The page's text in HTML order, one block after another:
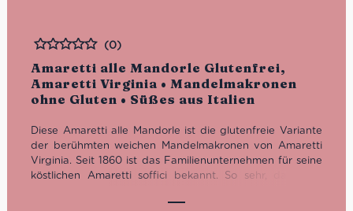
Amaretti alle Mandorle Glutenfrei,
Amaretti Virginia • Mandelmakronen
ohne Gluten • Süßes aus Italien
Bewertet
(0)
Diese Amaretti alle Mandorle ist die glutenfreie Variante
der berühmten weichen Mandelmakronen von Amaretti
Virginia. Seit 1860 ist das Familienunternehmen für seine
köstlichen Amaretti soffici bekannt. So sehr, dass sich
regelmäßig schmecken ließen.